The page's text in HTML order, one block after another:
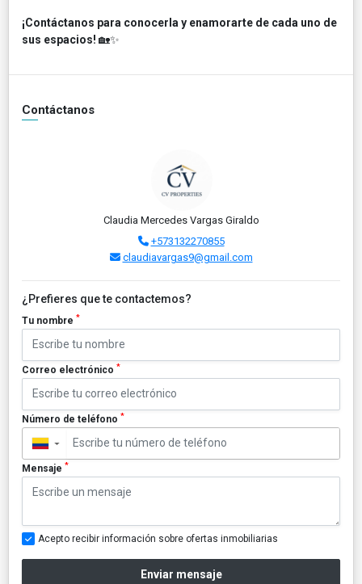
¡Contáctanos para conocerla y enamorarte de cada uno de
sus espacios! 🏡✨
Contáctanos
Claudia Mercedes Vargas Giraldo
+573132270855
claudiavargas9@gmail.com
¿Prefieres que te contactemos?
Tu nombre *
Correo electrónico *
Número de teléfono *
▼
Mensaje *
Acepto recibir información sobre ofertas inmobiliarias
Enviar mensaje